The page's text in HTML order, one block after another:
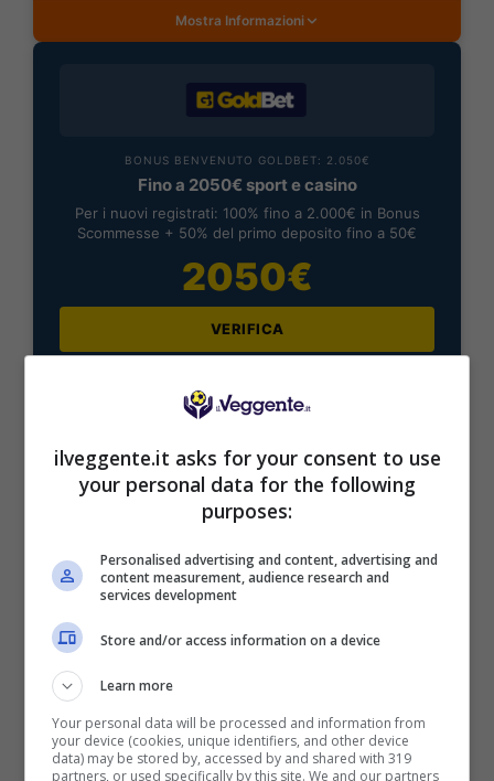
Mostra Informazioni
BONUS BENVENUTO GOLDBET: 2.050€
Fino a 2050€ sport e casino
Per i nuovi registrati: 100% fino a 2.000€ in Bonus
Scommesse + 50% del primo deposito fino a 50€
2050€
VERIFICA
Mostra Informazioni
Fino a 2050€ bonus scommesse e sport
Per i nuovi utenti della piattaforma: 100% fino a 50€ in
Bonus Scommesse + 100% fino a 2000€ in Bonus
VERIFICA
ilveggente.it asks for your consent to use
your personal data for the following
purposes:
Personalised advertising and content, advertising and
content measurement, audience research and
services development
Store and/or access information on a device
Learn more
Your personal data will be processed and information from
your device (cookies, unique identifiers, and other device
data) may be stored by, accessed by and shared with 319
partners, or used specifically by this site. We and our partners